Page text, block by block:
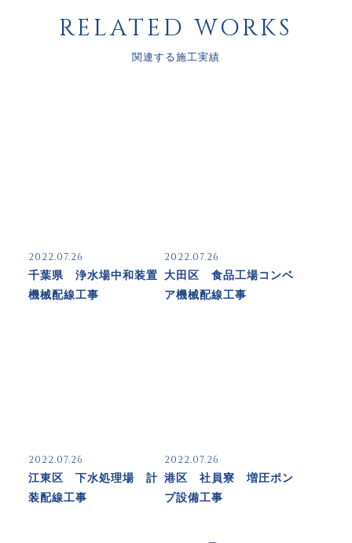
RELATED WORKS
関連する施工実績
2022.07.26
千葉県 浄水場中和装置
機械配線工事
2022.07.26
大田区 食品工場コンベ
ア機械配線工事
2022.07.26
江東区 下水処理場 計
装配線工事
2022.07.26
港区 社員寮 増圧ポン
プ設備工事